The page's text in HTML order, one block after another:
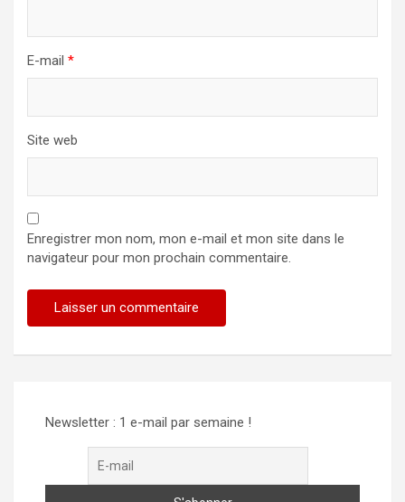
E-mail *
Site web
Enregistrer mon nom, mon e-mail et mon site dans le
navigateur pour mon prochain commentaire.
Newsletter : 1 e-mail par semaine !